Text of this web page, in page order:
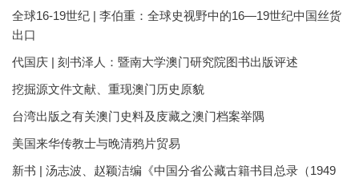
全球16-19世纪 | 李伯重：全球史视野中的16—19世纪中国丝货
出口
代国庆 | 刻书泽人：暨南大学澳门研究院图书出版评述
挖掘源文件文献、重现澳门历史原貌
台湾出版之有关澳门史料及庋藏之澳门档案举隅
美国来华传教士与晚清鸦片贸易
新书 | 汤志波、赵颖洁编《中国分省公藏古籍书目总录（1949